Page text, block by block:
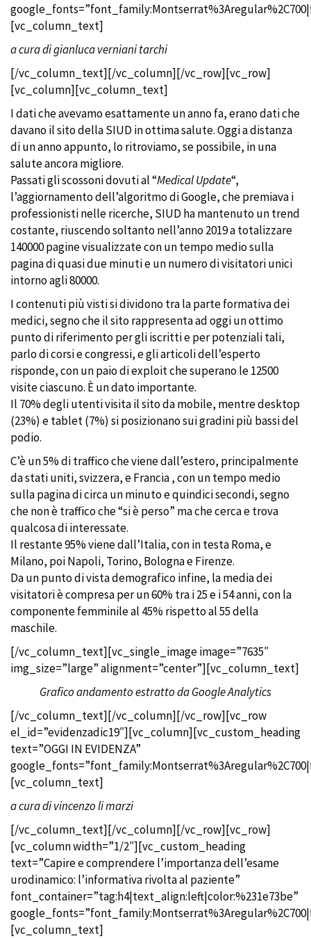
[vc_column_text]
a cura di gianluca verniani tarchi
[/vc_column_text][/vc_column][/vc_row][vc_row]
[vc_column][vc_column_text]
I dati che avevamo esattamente un anno fa, erano dati che
davano il sito della SIUD in ottima salute. Oggi a distanza
di un anno appunto, lo ritroviamo, se possibile, in una
salute ancora migliore.
Passati gli scossoni dovuti al “Medical Update“,
l’aggiornamento dell’algoritmo di Google, che premiava i
professionisti nelle ricerche, SIUD ha mantenuto un trend
costante, riuscendo soltanto nell’anno 2019 a totalizzare
140000 pagine visualizzate con un tempo medio sulla
pagina di quasi due minuti e un numero di visitatori unici
intorno agli 80000.
I contenuti più visti si dividono tra la parte formativa dei
medici, segno che il sito rappresenta ad oggi un ottimo
punto di riferimento per gli iscritti e per potenziali tali,
parlo di corsi e congressi, e gli articoli dell’esperto
risponde, con un paio di exploit che superano le 12500
visite ciascuno. È un dato importante.
Il 70% degli utenti visita il sito da mobile, mentre desktop
(23%) e tablet (7%) si posizionano sui gradini più bassi del
podio.
C’è un 5% di traffico che viene dall’estero, principalmente
da stati uniti, svizzera, e Francia , con un tempo medio
sulla pagina di circa un minuto e quindici secondi, segno
che non è traffico che “si è perso” ma che cerca e trova
qualcosa di interessate.
Il restante 95% viene dall’Italia, con in testa Roma, e
Milano, poi Napoli, Torino, Bologna e Firenze.
Da un punto di vista demografico infine, la media dei
visitatori è compresa per un 60% tra i 25 e i 54 anni, con la
componente femminile al 45% rispetto al 55 della
maschile.
[/vc_column_text][vc_single_image image=”7635″
img_size=”large” alignment=”center”][vc_column_text]
Grafico andamento estratto da GoogleAnalytics
[/vc_column_text][/vc_column][/vc_row][vc_row
el_id=”evidenzadic19″][vc_column][vc_custom_heading
text=”OGGI IN EVIDENZA”
[vc_column_text]
a cura di vincenzo li marzi
[/vc_column_text][/vc_column][/vc_row][vc_row]
[vc_column width=”1/2″][vc_custom_heading
text=”Capire e comprendere l’importanza dell’esame
urodinamico: l’informativa rivolta al paziente”
font_container=”tag:h4|text_align:left|color:%231e73be”
[vc_column_text]